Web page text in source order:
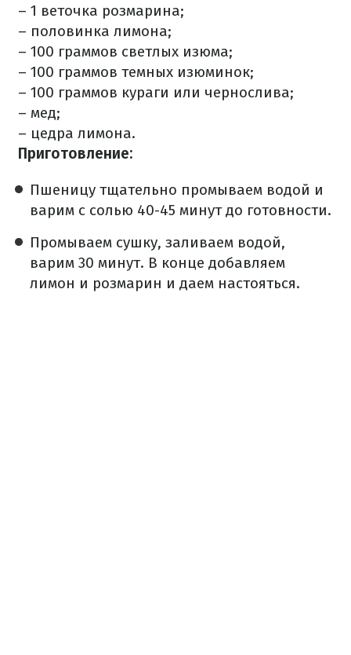
– 1 веточка розмарина;
– половинка лимона;
– 100 граммов светлых изюма;
– 100 граммов темных изюминок;
– 100 граммов кураги или чернослива;
– мед;
– цедра лимона.
Приготовление:
Пшеницу тщательно промываем водой и
варим с солью 40-45 минут до готовности.
Промываем сушку, заливаем водой,
варим 30 минут. В конце добавляем
лимон и розмарин и даем настояться.